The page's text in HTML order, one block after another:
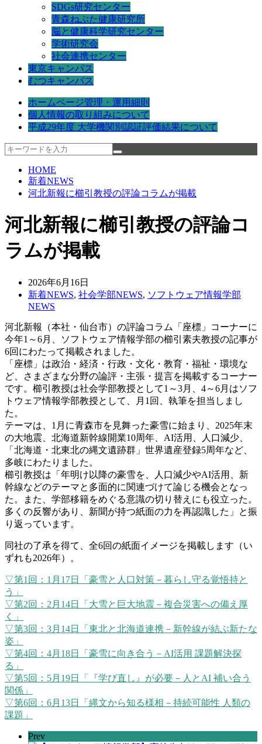
SDGs研究センター
青森ねぶた健康研究所
脳と健康科学研究センター
学術研究会
社会連携センター
東京キャンパス
むつキャンパス
ホームページ管理・運用細則
個人情報の取り組みについて
平成29年度 大学機関別認証評価結果について
HOME
新着NEWS
河北新報に櫛引教授の評論コラムが掲載
河北新報に櫛引教授の評論コ
ラムが掲載
2026年6月16日
新着NEWS, 社会学部NEWS, ソフトウェア情報学部
NEWS
河北新報（本社・仙台市）の評論コラム「座標」コーナーに
今年1～6月、ソフトウェア情報学部の櫛引素夫教授の記事が
6回にわたって掲載されました。
「座標」は政治・経済・行政・文化・教育・福祉・環境な
ど、さまざまな分野の論評・主張・提言を掲載するコーナー
です。櫛引教授は社会学部教授として1～3月、4～6月はソフ
トウェア情報学部教授として、月1回、執筆を担当しまし
た。
テーマは、1月に青森市を見舞った豪雪に始まり、2025年末
の大地震、北海道新幹線開業10周年、AI活用、人口減少、
「北海道・北東北の縄文遺跡群」世界遺産登録5周年など、
多岐にわたりました。
櫛引教授は「年明け以降の豪雪を、人口減少やAI活用、新
幹線などのテーマと多面的に関連づけて論じる機会となっ
た。また、学部移籍をめぐる意識の切り替えにも役立った。
多くの反響があり、新聞が持つ紙面の力を再認識した」と振
り返っています。
同社の了承を得て、全6回の紙面イメージを掲載します（い
ずれも2026年）。
▽第1回：1月17日「豪雪と人口対策－暮らし守る覚悟持と
う」
▽第2回：2月14日「大雪と巨大地震－複合災害への備え厚
く」
▽第3回：3月14日
「東北と北海道連携－新幹線が結ぶ新たな
姿」
▽第4回：4月18日
「豪雪に向き合う－AI活用 課題解決探
る」
▽第5回：5月19日「『学び直し』が必要－人とAI 補い合う
関係」
▽第6回：6月13日「縄文から知る様相－持続可能性 人類の
課題」
Prev